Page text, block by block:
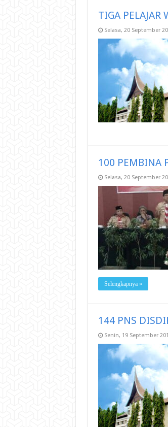
TIGA PELAJAR
Selasa, 20 September
100 PEMBINA
Selasa, 20 September
Selengkapnya »
144 PNS
Senin, 19 September